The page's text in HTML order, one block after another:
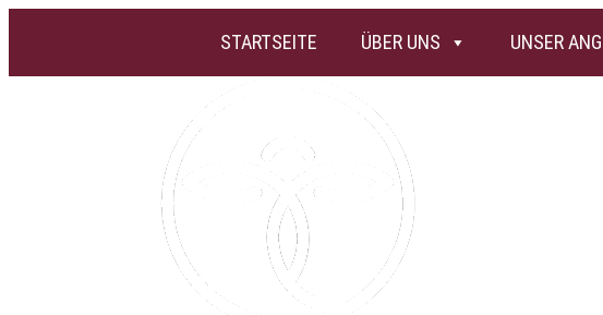
STARTSEITE ÜBER UNS UNSER